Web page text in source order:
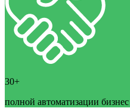
30+
полной автоматизации